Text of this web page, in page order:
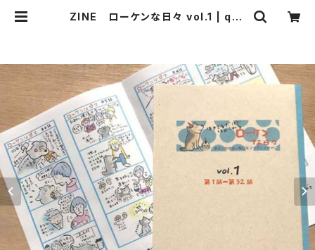
ZINE ローケンな日々 vol.1 | qku